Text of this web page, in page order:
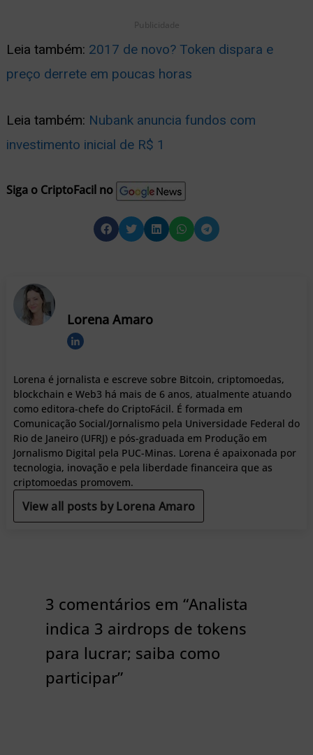
Publicidade
Leia também: 2017 de novo? Token dispara e
preço derrete em poucas horas
Leia também: Nubank anuncia fundos com
investimento inicial de R$ 1
Siga o CriptoFacil no
Lorena Amaro
Lorena é jornalista e escreve sobre Bitcoin, criptomoedas,
blockchain e Web3 há mais de 6 anos, atualmente atuando
como editora-chefe do CriptoFácil. É formada em
Comunicação Social/Jornalismo pela Universidade Federal do
Rio de Janeiro (UFRJ) e pós-graduada em Produção em
Jornalismo Digital pela PUC-Minas. Lorena é apaixonada por
tecnologia, inovação e pela liberdade financeira que as
criptomoedas promovem.
View all posts by Lorena Amaro
3 comentários em “Analista
indica 3 airdrops de tokens
para lucrar; saiba como
participar”